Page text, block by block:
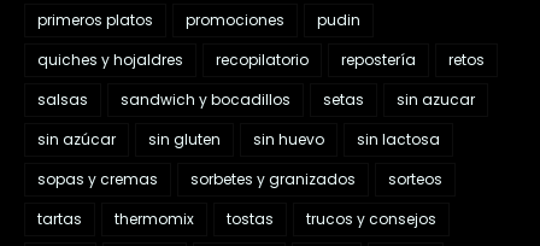
primeros platos
promociones
pudin
quiches y hojaldres
recopilatorio repostería
retos
salsas
sandwich y bocadillos setas
sin azucar
sin azúcar
sin gluten sin huevo
sin lactosa
sopas y cremas
sorbetes y granizados
sorteos
tartas
thermomix tostas
trucos y consejos